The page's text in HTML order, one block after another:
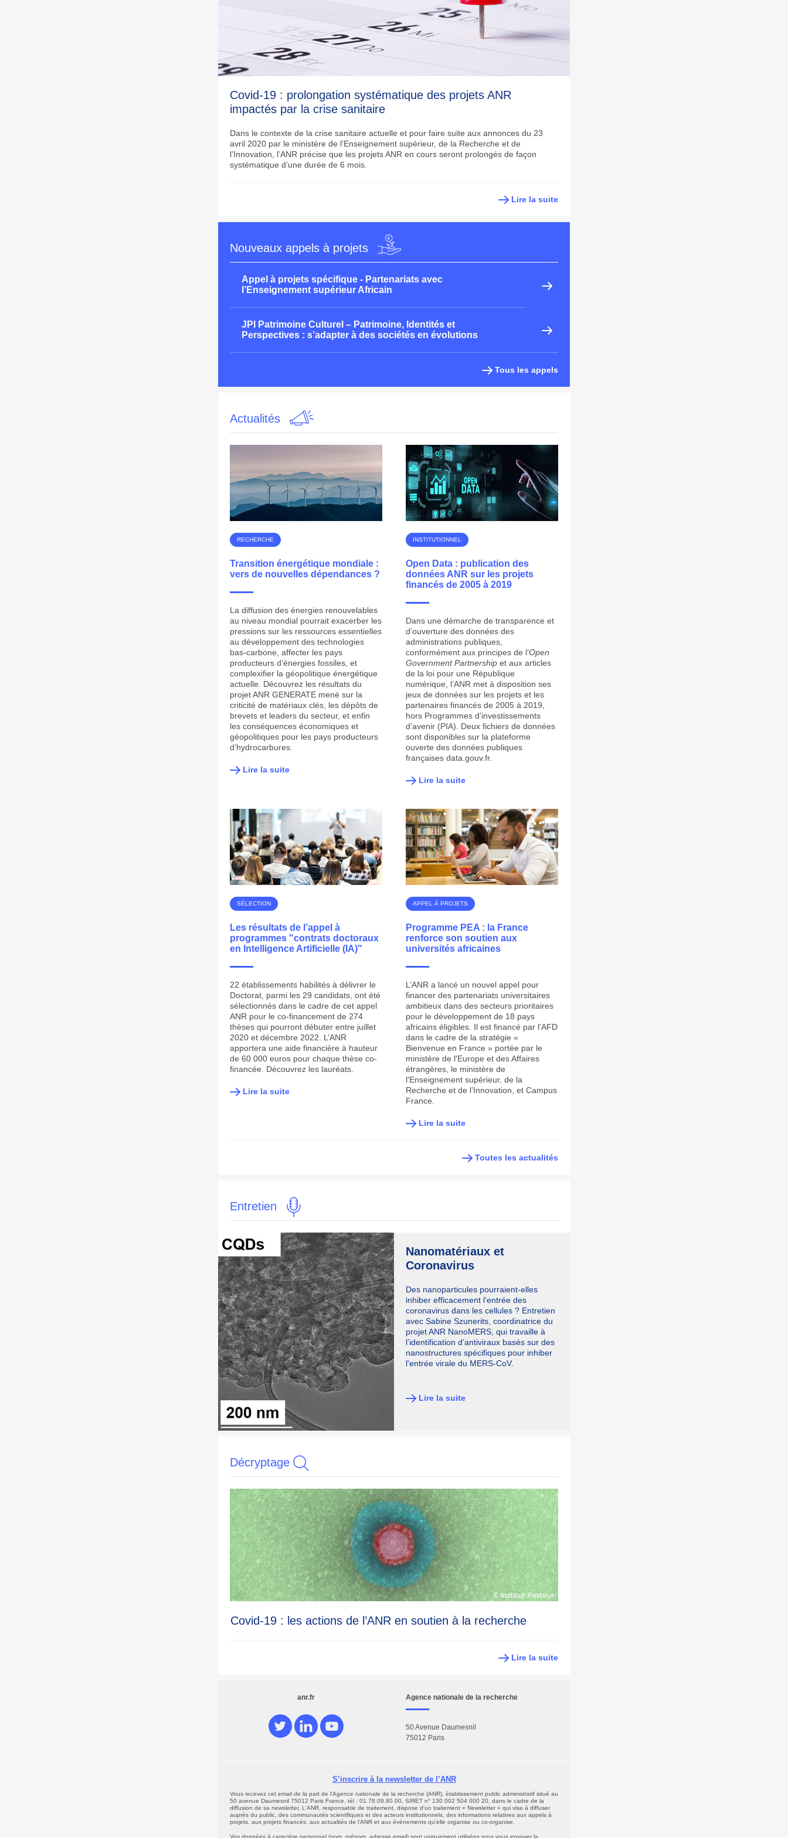
Covid-19 : prolongation systématique des projets ANR
impactés par la crise sanitaire
Dans le contexte de la crise sanitaire actuelle et pour faire suite aux annonces du 23
avril 2020 par le ministère de l’Enseignement supérieur, de la Recherche et de
l’Innovation, l’ANR précise que les projets ANR en cours seront prolongés de façon
systématique d’une durée de 6 mois.
Lire la suite
Nouveaux appels à projets
Appel à projets spécifique - Partenariats avec
l’Enseignement supérieur Africain
JPI Patrimoine Culturel – Patrimoine, Identités et
Perspectives : s’adapter à des sociétés en évolutions
Tous les appels
Actualités
RECHERCHE
Transition énergétique mondiale :
vers de nouvelles dépendances ?
La diffusion des énergies renouvelables
au niveau mondial pourrait exacerber les
pressions sur les ressources essentielles
au développement des technologies
bas-carbone, affecter les pays
producteurs d’énergies fossiles, et
complexifier la géopolitique énergétique
actuelle. Découvrez les résultats du
projet ANR GENERATE mené sur la
criticité de matériaux clés, les dépôts de
brevets et leaders du secteur, et enfin
les conséquences économiques et
géopolitiques pour les pays producteurs
d’hydrocarbures.
Lire la suite
INSTITUTIONNEL
Open Data : publication des
données ANR sur les projets
financés de 2005 à 2019
Dans une démarche de transparence et
d’ouverture des données des
administrations publiques,
conformément aux principes de l’Open
Government Partnership et aux articles
de la loi pour une République
numérique, l’ANR met à disposition ses
jeux de données sur les projets et les
partenaires financés de 2005 à 2019,
hors Programmes d’investissements
d’avenir (PIA). Deux fichiers de données
sont disponibles sur la plateforme
ouverte des données publiques
françaises data.gouv.fr.
Lire la suite
SÉLECTION
Les résultats de l’appel à
programmes "contrats doctoraux
en Intelligence Artificielle (IA)"
22 établissements habilités à délivrer le
Doctorat, parmi les 29 candidats, ont été
sélectionnés dans le cadre de cet appel
ANR pour le co-financement de 274
thèses qui pourront débuter entre juillet
2020 et décembre 2022. L’ANR
apportera une aide financière à hauteur
de 60 000 euros pour chaque thèse co-
financée. Découvrez les lauréats.
Lire la suite
APPEL À PROJETS
Programme PEA : la France
renforce son soutien aux
universités africaines
L’ANR a lancé un nouvel appel pour
financer des partenariats universitaires
ambitieux dans des secteurs prioritaires
pour le développement de 18 pays
africains éligibles. Il est financé par l’AFD
dans le cadre de la stratégie «
Bienvenue en France » portée par le
ministère de l'Europe et des Affaires
étrangères, le ministère de
l'Enseignement supérieur, de la
Recherche et de l’Innovation, et Campus
France.
Lire la suite
Toutes les actualités
Entretien
Nanomatériaux et
Coronavirus
Des nanoparticules pourraient-elles
inhiber efficacement l’entrée des
coronavirus dans les cellules ? Entretien
avec Sabine Szunerits, coordinatrice du
projet ANR NanoMERS, qui travaille à
l’identification d’antiviraux basés sur des
nanostructures spécifiques pour inhiber
l'entrée virale du MERS-CoV.
Lire la suite
Décryptage
Covid-19 : les actions de l’ANR en soutien à la recherche
Lire la suite
anr.fr Agence nationale de la recherche
50 Avenue Daumesnil
75012 Paris
S’inscrire à la newsletter de l’ANR
Vous recevez cet email de la part de l'Agence nationale de la recherche (ANR), établissement public administratif situé au
50 avenue Daumesnil 75012 Paris France, tél : 01.78.09.80.00, SIRET n° 130 002 504 000 20, dans le cadre de la
diffusion de sa newsletter. L'ANR, responsable de traitement, dispose d'un traitement « Newsletter » qui vise à diffuser
auprès du public, des communautés scientifiques et des acteurs institutionnels, des informations relatives aux appels à
projets, aux projets financés, aux actualités de l’ANR et aux événements qu’elle organise ou co-organise.
Vos données à caractère personnel (nom, prénom, adresse email) sont uniquement utilisées pour vous envoyer la